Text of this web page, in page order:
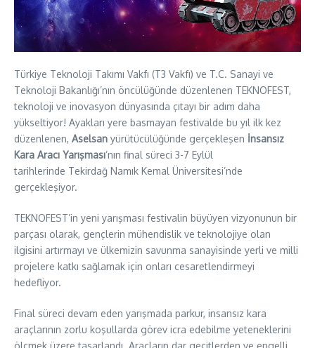
Türkiye Teknoloji Takımı Vakfı (T3 Vakfı) ve T.C. Sanayi ve
Teknoloji Bakanlığı’nın öncülüğünde düzenlenen TEKNOFEST,
teknoloji ve inovasyon dünyasında çıtayı bir adım daha
yükseltiyor! Ayakları yere basmayan festivalde bu yıl ilk kez
düzenlenen, Aselsan yürütücülüğünde gerçekleşen İnsansız
Kara Aracı Yarışması’nın final süreci 3-7 Eylül
tarihlerinde Tekirdağ Namık Kemal Üniversitesi’nde
gerçekleşiyor.
TEKNOFEST’in yeni yarışması festivalin büyüyen vizyonunun bir
parçası olarak, gençlerin mühendislik ve teknolojiye olan
ilgisini artırmayı ve ülkemizin savunma sanayisinde yerli ve milli
projelere katkı sağlamak için onları cesaretlendirmeyi
hedefliyor.
Final süreci devam eden yarışmada parkur, insansız kara
araçlarının zorlu koşullarda görev icra edebilme yeteneklerini
ölçmek üzere tasarlandı. Araçların dar geçitlerden ve engelli